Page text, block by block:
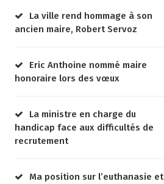
La ville rend hommage à son
ancien maire, Robert Servoz
Eric Anthoine nommé maire
honoraire lors des vœux
La ministre en charge du
handicap face aux difficultés de
recrutement
Ma position sur l’euthanasie et